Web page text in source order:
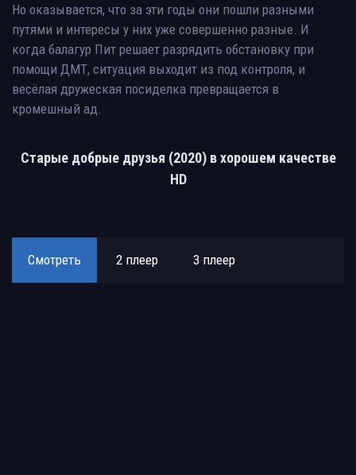
Но оказывается, что за эти годы они пошли разными
путями и интересы у них уже совершенно разные. И
когда балагур Пит решает разрядить обстановку при
помощи ДМТ, ситуация выходит из под контроля, и
весёлая дружеская посиделка превращается в
кромешный ад.
Старые добрые друзья (2020) в хорошем качестве
HD
Смотреть 2 плеер 3 плеер